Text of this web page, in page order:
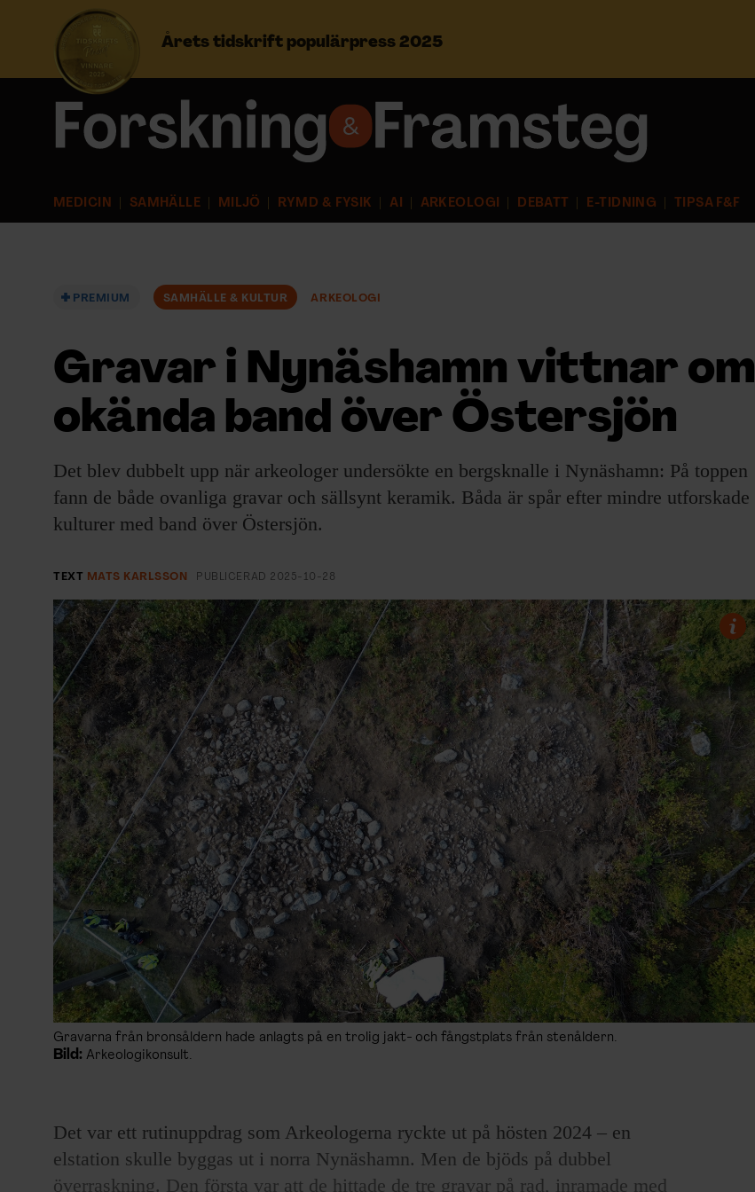
Årets tidskrift populärpress 2025
MEDICIN SAMHÄLLE MILJÖ RYMD & FYSIK AI ARKEOLOGI DEBATT E-TIDNING TIPSA F&F
r
Prenumerera
NYHETSBREV
ARKIV & E-TIDNING
LYSSNA/PODD
EVENEMANG & RESOR
SHOP
KONTAKTA F&F
PRENUMERERA PÅ F&F
ANNONSERA I F&F
OM F&F
PREMIUM SAMHÄLLE & KULTUR ARKEOLOGI
Gravar i Nynäshamn vittnar om
okända band över Östersjön
Det blev dubbelt upp när arkeologer undersökte en bergsknalle i Nynäshamn: På toppen
fann de både ovanliga gravar och sällsynt keramik. Båda är spår efter mindre utforskade
kulturer med band över Östersjön.
TEXT MATS KARLSSON PUBLICERAD 2025-10-28
Gravarna från bronsåldern hade anlagts på en trolig jakt- och fångstplats från stenåldern.
Bild: Arkeologikonsult.
Det var ett rutinuppdrag som Arkeologerna ryckte ut på hösten 2024 – en
elstation skulle byggas ut i norra Nynäshamn. Men de bjöds på dubbel
överraskning. Den första var att de hittade de tre gravar på rad, inramade med